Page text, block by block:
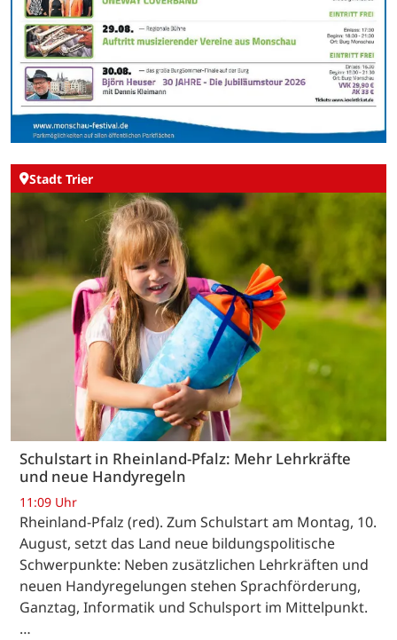
Stadt Trier
Schulstart in Rheinland-Pfalz: Mehr Lehrkräfte
und neue Handyregeln
11:09 Uhr
Rheinland-Pfalz (red). Zum Schulstart am Montag, 10.
August, setzt das Land neue bildungspolitische
Schwerpunkte: Neben zusätzlichen Lehrkräften und
neuen Handyregelungen stehen Sprachförderung,
Ganztag, Informatik und Schulsport im Mittelpunkt.
…